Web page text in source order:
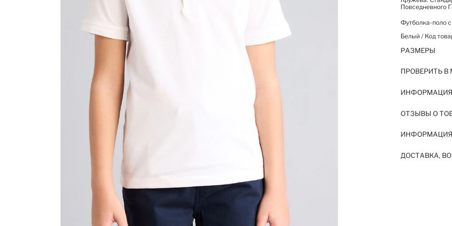
Повседневного
Футболка-поло
Белый / Код
РАЗМЕРЫ
ПРОВЕРИТЬ В
ИНФОРМАЦИЯ
ОТЗЫВЫ О
ДОСТАВКА,